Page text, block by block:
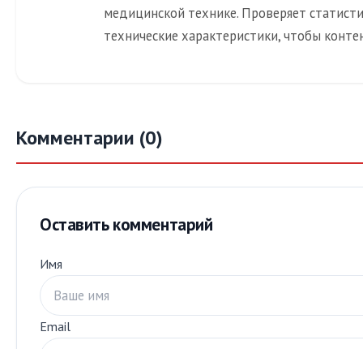
медицинской технике. Проверяет
технические характеристики, чтобы
Комментарии (0)
Оставить комментарий
Имя
Email